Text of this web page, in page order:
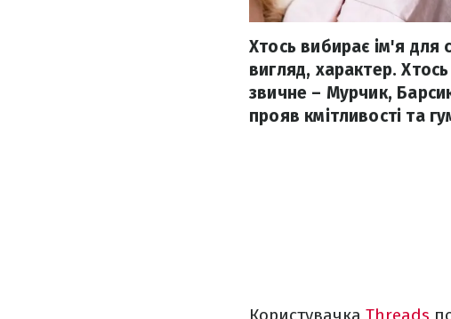
Хтось вибирає ім'я для
вигляд, характер.
звичне – Мурчик,
прояв кмітливості та